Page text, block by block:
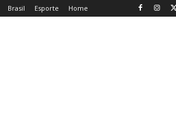
Brasil Esporte Home